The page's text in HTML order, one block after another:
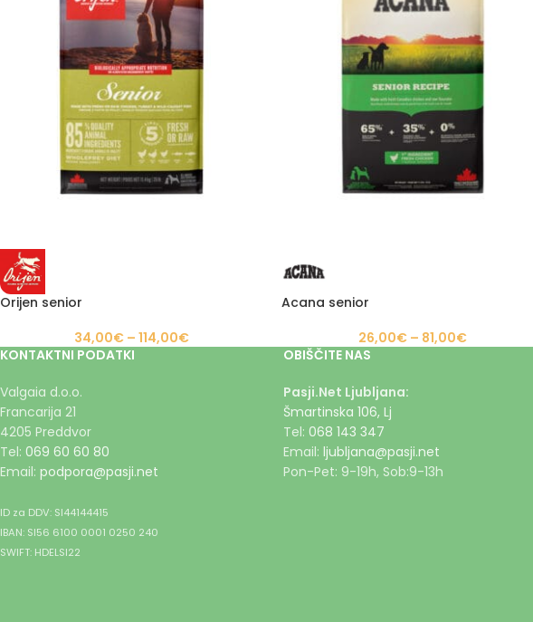
Orijen senior
34,00€ – 114,00€
Acana senior
26,00€ – 81,00€
KONTAKTNI PODATKI
Valgaia d.o.o.
Francarija 21
4205 Preddvor
Tel: 069 60 60 80
Email: podpora@pasji.net
ID za DDV: SI44144415
IBAN: SI56 6100 0001 0250 240
SWIFT: HDELSI22
OBIŠČITE NAS
Pasji.Net Ljubljana:
Šmartinska 106, Lj
Tel: 068 143 347
Email: ljubljana@pasji.net
Pon-Pet: 9-19h, Sob:9-13h